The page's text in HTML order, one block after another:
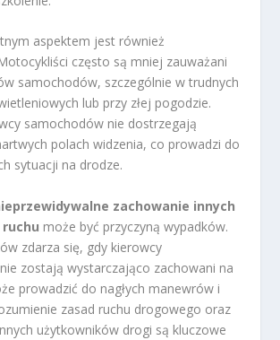
aspektem jest również
często są mniej zauważani
samochodów, szczególnie w trudnych
lub przy złej pogodzie.
samochodów nie dostrzegają
polach widzenia, co prowadzi do
sytuacji na drodze.
zachowanie innych
może być przyczyną wypadków.
zdarza się, gdy kierowcy
zostają wystarczająco zachowani na
prowadzić do nagłych manewrów i
zasad ruchu drogowego oraz
użytkowników drogi są kluczowe